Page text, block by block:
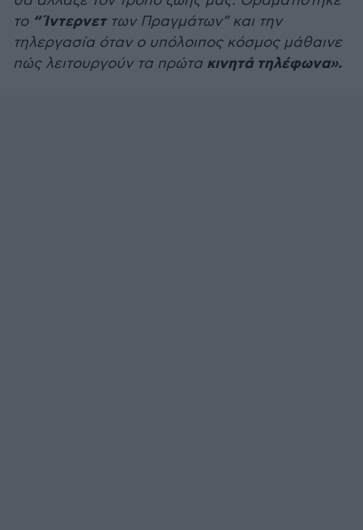
το “Ίντερνεττων Πραγμάτων” και την
τηλεργασία όταν ο υπόλοιπος κόσμος μάθαινε
πώς λειτουργούν τα πρώτα κινητά τηλέφωνα».